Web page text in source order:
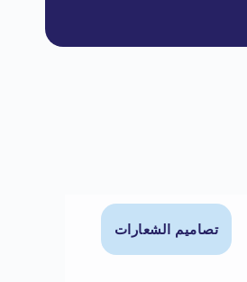
تصاميم الشعارات